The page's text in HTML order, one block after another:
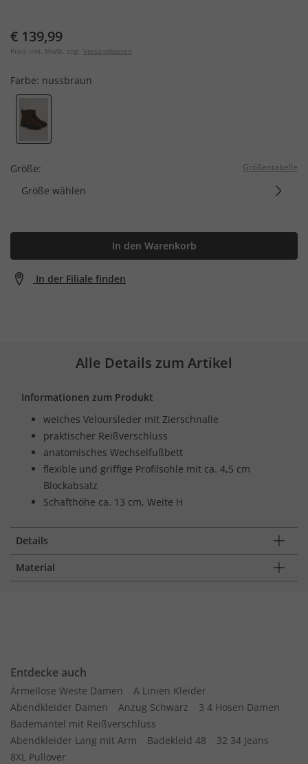
€ 139,99
Preis inkl. MwSt. zzgl. Versandkosten
Farbe: nussbraun
Größe: Größentabelle
Größe wählen
In den Warenkorb
In der Filiale finden
Alle Details zum Artikel
Informationen zum Produkt
weiches Veloursleder mit Zierschnalle
praktischer Reißverschluss
anatomisches Wechselfußbett
flexible und griffige Profilsohle mit ca. 4,5 cm
Blockabsatz
Schafthöhe ca. 13 cm, Weite H
Details
Material
Entdecke auch
Ärmellose Weste Damen
A Linien Kleider
Abendkleider Damen
Anzug Schwarz
3 4 Hosen Damen
Bademantel mit Reißverschluss
Abendkleider Lang mit Arm
Badekleid 48
32 34 Jeans
8XL Pullover